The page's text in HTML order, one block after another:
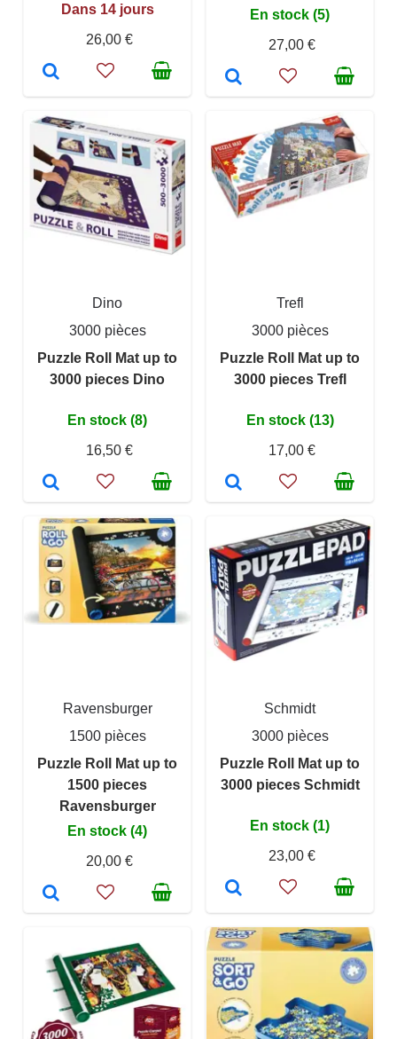
Dans 14 jours
26,00 €
En stock (5)
27,00 €
Dino
3000 pièces
Puzzle Roll Mat up to
3000 pieces Dino
En stock (8)
16,50 €
Trefl
3000 pièces
Puzzle Roll Mat up to
3000 pieces Trefl
En stock (13)
17,00 €
Ravensburger
1500 pièces
Puzzle Roll Mat up to
1500 pieces
Ravensburger
En stock (4)
20,00 €
Schmidt
3000 pièces
Puzzle Roll Mat up to
3000 pieces Schmidt
En stock (1)
23,00 €